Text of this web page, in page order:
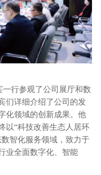
行参观了公司展厅和数
们详细介绍了公司的发
化领域的创新成果。他
以“科技改善生态人居环
智化服务领域，致力于
业全面数字化、智能